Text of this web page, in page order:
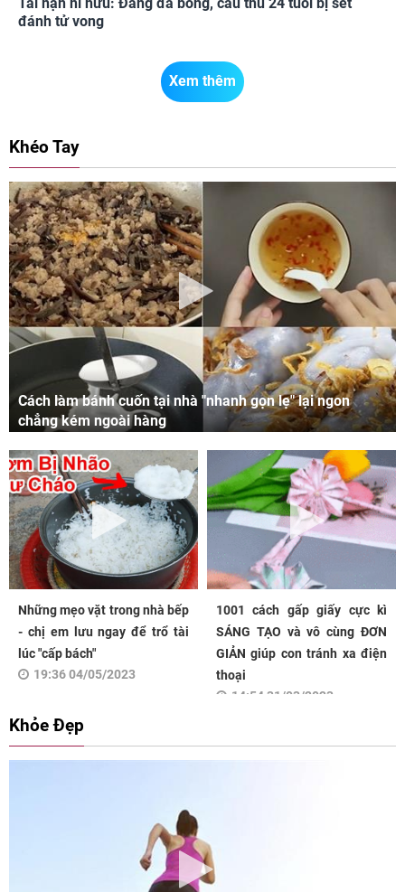
đánh tử vong
Xem thêm
Khéo Tay
Cách làm bánh cuốn tại nhà "nhanh gọn lẹ" lại ngon
chẳng kém ngoài hàng
Những mẹo vặt trong nhà bếp
- chị em lưu ngay để trổ tài
lúc "cấp bách"
19:36 04/05/2023
1001 cách gấp giấy cực kì
SÁNG TẠO và vô cùng ĐƠN
GIẢN giúp con tránh xa điện
thoại
14:54 31/03/2023
Khỏe Đẹp